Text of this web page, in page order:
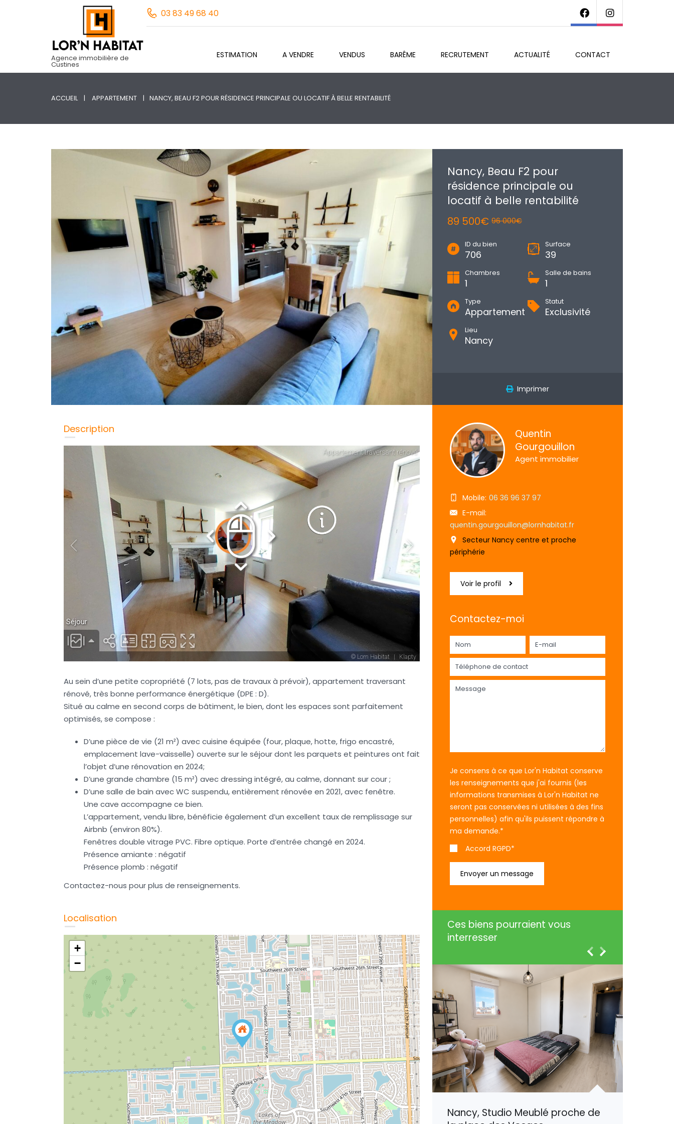
Agence immobilière de
Custines
03 83 49 68 40
ESTIMATION A VENDRE VENDUS BARÊME RECRUTEMENT ACTUALITÉ CONTACT
ACCUEIL APPARTEMENT NANCY, BEAU F2 POUR RÉSIDENCE PRINCIPALE OU LOCATIF À BELLE RENTABILITÉ
Nancy, Beau F2 pour
résidence principale ou
locatif à belle rentabilité
89 500€ 96 000€
ID du bien
706
Surface
39
Chambres
1
Salle de bains
1
Type
Appartement
Statut
Exclusivité
Lieu
Nancy
Imprimer
Description
Au sein d’une petite copropriété (7 lots, pas de travaux à prévoir), appartement traversant
rénové, très bonne performance énergétique (DPE : D).
Situé au calme en second corps de bâtiment, le bien, dont les espaces sont parfaitement
optimisés, se compose :
D’une pièce de vie (21 m²) avec cuisine équipée (four, plaque, hotte, frigo encastré,
emplacement lave-vaisselle) ouverte sur le séjour dont les parquets et peintures ont fait
l’objet d’une rénovation en 2024;
D’une grande chambre (15 m²) avec dressing intégré, au calme, donnant sur cour ;
D’une salle de bain avec WC suspendu, entièrement rénovée en 2021, avec fenêtre.
Une cave accompagne ce bien.
L’appartement, vendu libre, bénéficie également d’un excellent taux de remplissage sur
Airbnb (environ 80%).
Fenêtres double vitrage PVC. Fibre optique. Porte d’entrée changé en 2024.
Présence amiante : négatif
Présence plomb : négatif
Contactez-nous pour plus de renseignements.
Localisation
+
−
Quentin
Gourgouillon
Agent immobilier
Mobile: 06 36 96 37 97
E-mail:
quentin.gourgouillon@lornhabitat.fr
Secteur Nancy centre et proche
périphérie
Voir le profil
Contactez-moi
Je consens à ce que Lor'n Habitat conserve
les renseignements que j'ai fournis (les
informations transmises à Lor'n Habitat ne
seront pas conservées ni utilisées à des fins
personnelles) afin qu'ils puissent répondre à
ma demande.*
Accord RGPD*
Ces biens pourraient vous
interresser
Haraucourt, belle maison à
Villers-en-Haye, Spacieuse
Nancy, Studio Meublé proche de